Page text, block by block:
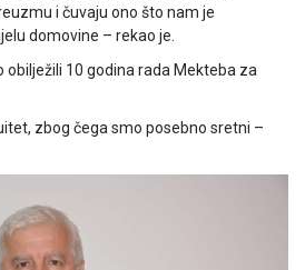
i čuvaju ono što nam je
domovine – rekao je.
obilježili 10 godina rada Mekteba za
zbog čega smo posebno sretni –